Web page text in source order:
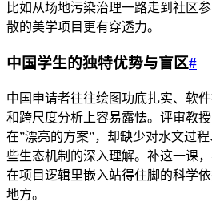
比如从场地污染治理一路走到社区
散的美学项目更有穿透力。
中国学生的独特优势与盲区#
中国申请者往往绘图功底扎实、软
和跨尺度分析上容易露怯。评审教
在”漂亮的方案”，却缺少对水文过
些生态机制的深入理解。补这一课
在项目逻辑里嵌入站得住脚的科学
地方。